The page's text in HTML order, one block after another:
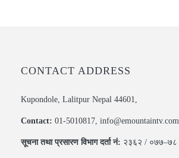
CONTACT ADDRESS
Kupondole, Lalitpur Nepal 44601,
Contact: 01-5010817, info@emountaintv.com
सूचना तथा प्रसारण विभाग दर्ता नं: २३६२ / ०७७–७८